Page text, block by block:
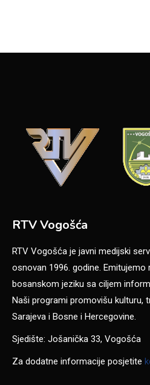
RTV Vogošća
RTV Vogošća je javni medijski
osnovan 1996. godine.
bosanskom jeziku sa ciljem
Naši programi promovišu kulturu,
Sarajeva i Bosne i Hercegovine.
Sjedište: Jošanička 33, Vogošća
Za dodatne informacije posjetite